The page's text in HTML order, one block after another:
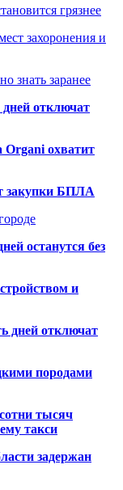
грязнее
захоронения и
знать заранее
дней отключат
охватит
закупки БПЛА
останутся без
и
дней отключат
породами
тысяч
такси
задержан